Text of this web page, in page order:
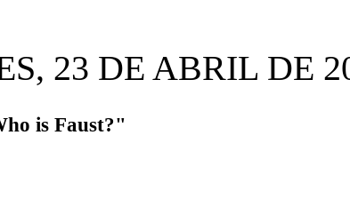
23 DE ABRIL DE
is Faust?"